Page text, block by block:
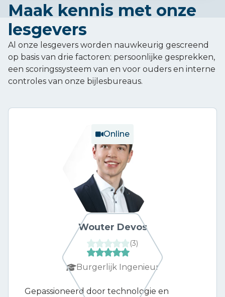
Maak kennis met onze
lesgevers
Al onze lesgevers worden nauwkeurig gescreend
op basis van drie factoren: persoonlijke gesprekken,
een scoringssysteem van en voor ouders en interne
controles van onze bijlesbureaus.
Wouter Devos
(3)
Online
Burgerlijk Ingenieur
Gepassioneerd door technologie en